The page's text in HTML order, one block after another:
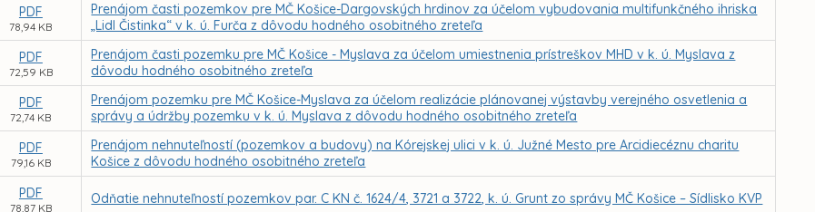
PDF
78,94 KB
Prenájom časti pozemkov pre MČ Košice-Dargovských hrdinov za účelom vybudovania multifunkčného ihriska
„Lidl Čistinka“ v k. ú. Furča z dôvodu hodného osobitného zreteľa
PDF
72,59 KB
Prenájom časti pozemku pre MČ Košice - Myslava za účelom umiestnenia prístreškov MHD v k. ú. Myslava z
dôvodu hodného osobitného zreteľa
PDF
72,74 KB
Prenájom pozemku pre MČ Košice-Myslava za účelom realizácie plánovanej výstavby verejného osvetlenia a
správy a údržby pozemku v k. ú. Myslava z dôvodu hodného osobitného zreteľa
PDF
79,16 KB
Prenájom nehnuteľností (pozemkov a budovy) na Kórejskej ulici v k. ú. Južné Mesto pre Arcidiecéznu charitu
Košice z dôvodu hodného osobitného zreteľa
PDF
78,87 KB
Odňatie nehnuteľností pozemkov par. C KN č. 1624/4, 3721 a 3722, k. ú. Grunt zo správy MČ Košice – Sídlisko KVP